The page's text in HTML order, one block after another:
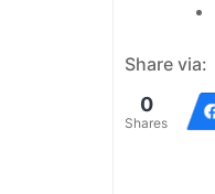
Share via:
0
Shares